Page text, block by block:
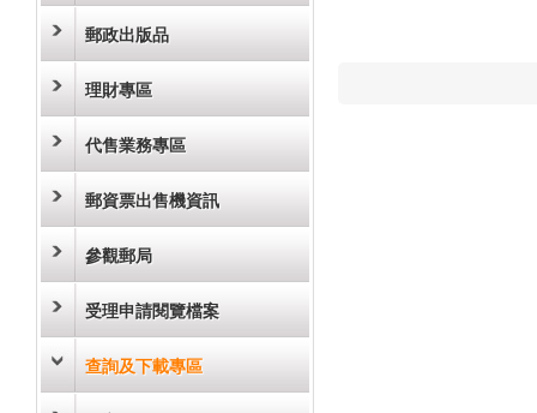
郵政出版品
理財專區
代售業務專區
郵資票出售機資訊
參觀郵局
受理申請閱覽檔案
查詢及下載專區